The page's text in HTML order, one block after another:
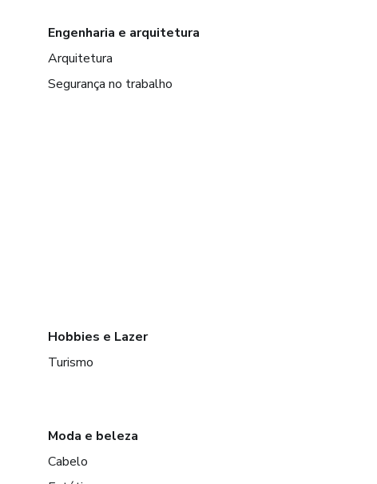
Engenharia e arquitetura
Arquitetura
Segurança no trabalho
Hobbies e Lazer
Turismo
Moda e beleza
Cabelo